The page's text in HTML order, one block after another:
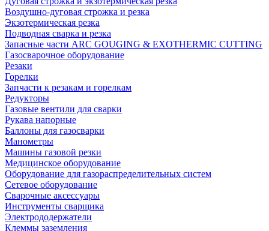
Воздушно-дуговая строжка и резка
Экзотермическая резка
Подводная сварка и резка
Запасные части ARC GOUGING & EXOTHERMIC CUTTING
Газосварочное оборудование
Резаки
Горелки
Запчасти к резакам и горелкам
Редукторы
Газовые вентили для сварки
Рукава напорные
Баллоны для газосварки
Манометры
Машины газовой резки
Медицинское оборудование
Оборудование для газораспределительных систем
Сетевое оборудование
Сварочные аксессуары
Инструменты сварщика
Электрододержатели
Клеммы заземления